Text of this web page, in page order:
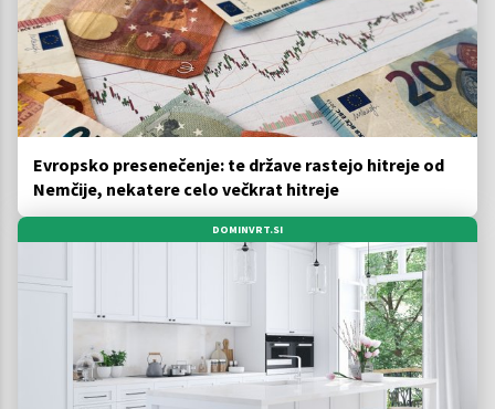
Evropsko presenečenje: te države rastejo hitreje od
Nemčije, nekatere celo večkrat hitreje
DOMINVRT.SI